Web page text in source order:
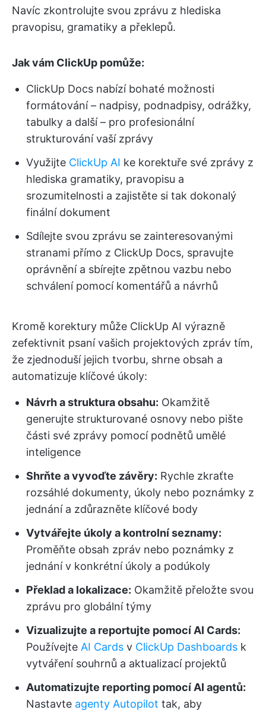
Navíc zkontrolujte svou zprávu z hlediska
pravopisu, gramatiky a překlepů.
Jak vám ClickUp pomůže:
ClickUp Docs nabízí bohaté možnosti
formátování – nadpisy, podnadpisy, odrážky,
tabulky a další – pro profesionální
strukturování vaší zprávy
Využijte ClickUp AI ke korektuře své zprávy z
hlediska gramatiky, pravopisu a
srozumitelnosti a zajistěte si tak dokonalý
finální dokument
Sdílejte svou zprávu se zainteresovanými
stranami přímo z ClickUp Docs, spravujte
oprávnění a sbírejte zpětnou vazbu nebo
schválení pomocí komentářů a návrhů
Kromě korektury může ClickUp AI výrazně
zefektivnit psaní vašich projektových zpráv tím,
že zjednoduší jejich tvorbu, shrne obsah a
automatizuje klíčové úkoly:
Návrh a struktura obsahu: Okamžitě
generujte strukturované osnovy nebo pište
části své zprávy pomocí podnětů umělé
inteligence
Shrňte a vyvoďte závěry: Rychle zkraťte
rozsáhlé dokumenty, úkoly nebo poznámky z
jednání a zdůrazněte klíčové body
Vytvářejte úkoly a kontrolní seznamy:
Proměňte obsah zpráv nebo poznámky z
jednání v konkrétní úkoly a podúkoly
Překlad a lokalizace: Okamžitě přeložte svou
zprávu pro globální týmy
Vizualizujte a reportujte pomocí AI Cards:
Používejte AI Cards v ClickUp Dashboards k
vytváření souhrnů a aktualizací projektů
Automatizujte reporting pomocí AI agentů:
Nastavte agenty Autopilot tak, aby